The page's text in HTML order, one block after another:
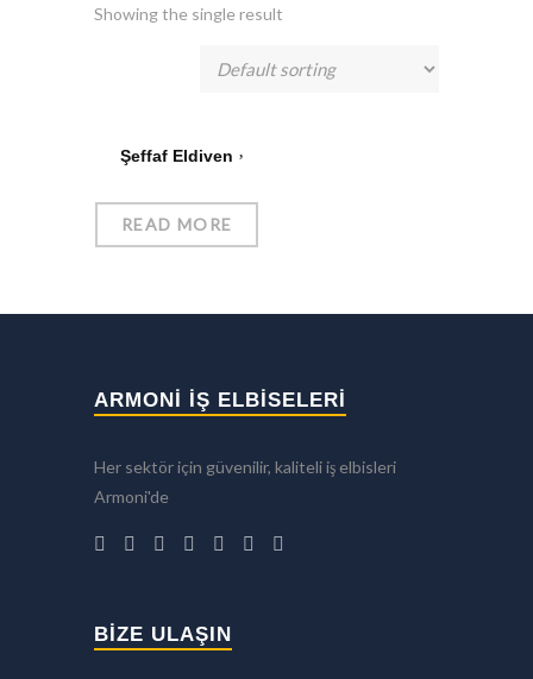
Showing the single result
Şeffaf Eldiven
READ MORE
ARMONİ İŞ ELBİSELERİ
Her sektör için güvenilir, kaliteli iş elbisleri
Armoni'de
BIZE ULAŞIN